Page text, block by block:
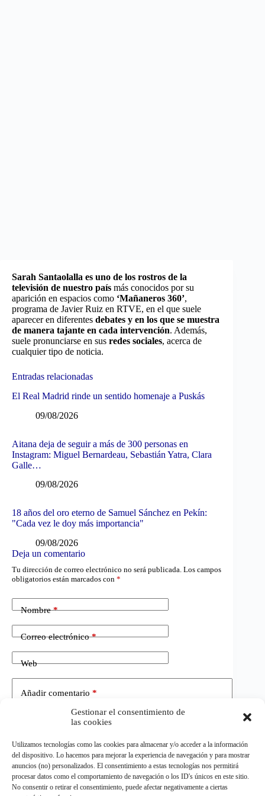
Gestionar el consentimiento de
las cookies
Utilizamos tecnologías como las cookies para almacenar y/o acceder a la información
del dispositivo. Lo hacemos para mejorar la experiencia de navegación y para mostrar
anuncios (no) personalizados. El consentimiento a estas tecnologías nos permitirá
procesar datos como el comportamiento de navegación o los ID's únicos en este sitio.
No consentir o retirar el consentimiento, puede afectar negativamente a ciertas
Sarah Santaolalla es uno de los rostros de la
televisión de nuestro país más conocidos por su
aparición en espacios como ‘Mañaneros 360’,
programa de Javier Ruiz en RTVE, en el que suele
aparecer en diferentes debates y en los que se muestra
de manera tajante en cada intervención. Además,
suele pronunciarse en sus redes sociales, acerca de
cualquier tipo de noticia.
Entradas relacionadas
El Real Madrid rinde un sentido homenaje a Puskás
09/08/2026
Aitana deja de seguir a más de 300 personas en
Instagram: Miguel Bernardeau, Sebastián Yatra, Clara
Galle…
09/08/2026
18 años del oro eterno de Samuel Sánchez en Pekín:
"Cada vez le doy más importancia"
09/08/2026
Deja un comentario
Tu dirección de correo electrónico no será publicada. Los campos
obligatorios están marcados con *
Nombre*
Correo electrónico*
Web
Añadir comentario *